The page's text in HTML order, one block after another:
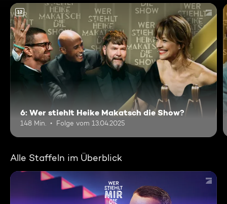
12
6: Wer stiehlt Heike Makatsch die Show?
148 Min. Folge vom 13.04.2025
Alle Staffeln im Überblick